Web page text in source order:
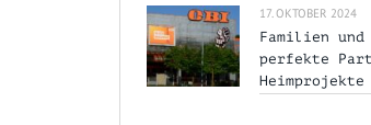
17. OKTOBER 2024
Familien
perfekte
Heimprojekte